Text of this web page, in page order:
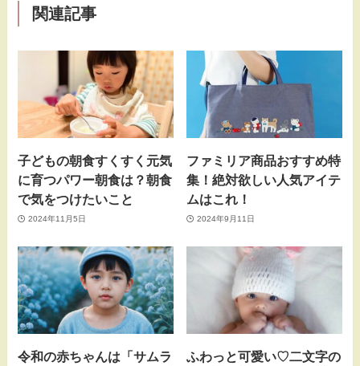
関連記事
子どもの朝食すくすく元気
に育つパワー朝食は？朝食
で気をつけたいこと
2024年11月5日
ファミリア商品おすすめ特
集！絶対欲しい人気アイテ
ムはこれ！
2024年9月11日
令和の赤ちゃんは「サムラ
ふわっと可愛い♡二文字の